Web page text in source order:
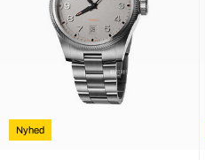
Nyhed